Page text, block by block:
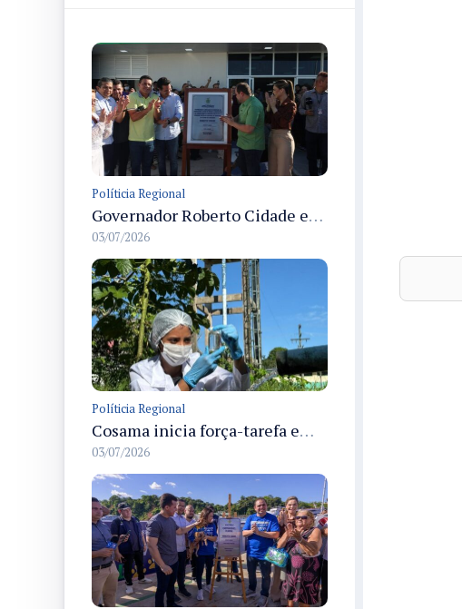
Políticia Regional
Governador Roberto Cidade entrega readequação do ambulatório da FCecon e amplia capacidade de atendimento oncológico em Manaus
03/07/2026
Políticia Regional
Cosama inicia força-tarefa em Anamã para fortalecer abastecimento de água e segurança hídrica da população
03/07/2026